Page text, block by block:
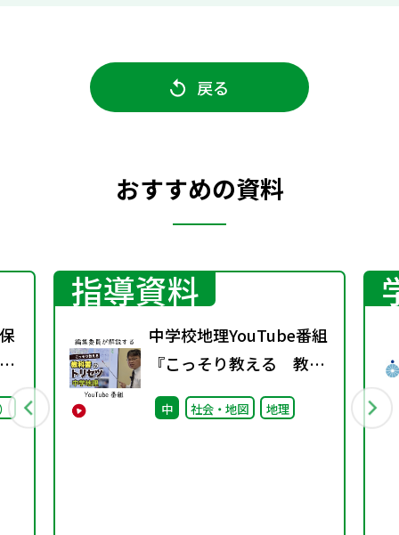
戻る
おすすめの資料
指導資料
中学校地理YouTube番組
『こっそり教える 教科
書のトリセツ』好評配信
中！
中 社会・地図 地理